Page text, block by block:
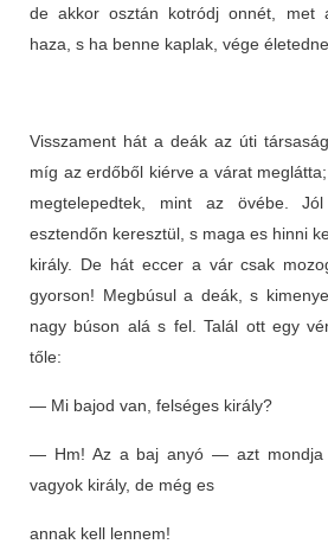
de akkor osztán kotródj onnét, met
haza, s ha benne kaplak, vége
Visszament hát a deák az úti
míg az erdőből kiérve a várat
megtelepedtek, mint az övébe.
esztendőn keresztül, s maga es hinni
király. De hát eccer a vár csak
gyorson! Megbúsul a deák, s
nagy búson alá s fel. Talál ott egy
tőle:
— Mi bajod van, felséges király?
— Hm! Az a baj anyó — azt
vagyok király, de még es
annak kell lennem!